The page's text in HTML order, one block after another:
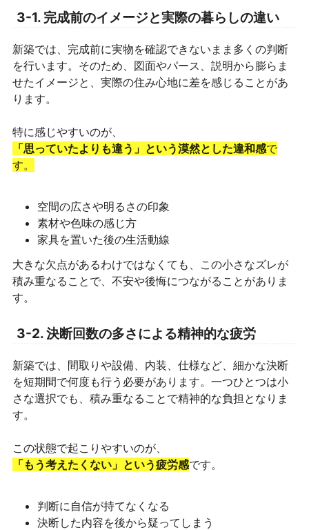
3-1. 完成前のイメージと実際の暮らしの違い
新築では、完成前に実物を確認できないまま多くの判断
を行います。そのため、図面やパース、説明から膨らま
せたイメージと、実際の住み心地に差を感じることがあ
ります。
特に感じやすいのが、
「思っていたよりも違う」という漠然とした違和感で
す。
空間の広さや明るさの印象
素材や色味の感じ方
家具を置いた後の生活動線
大きな欠点があるわけではなくても、この小さなズレが
積み重なることで、不安や後悔につながることがありま
す。
3-2. 決断回数の多さによる精神的な疲労
新築では、間取りや設備、内装、仕様など、細かな決断
を短期間で何度も行う必要があります。一つひとつは小
さな選択でも、積み重なることで精神的な負担となりま
す。
この状態で起こりやすいのが、
「もう考えたくない」という疲労感です。
判断に自信が持てなくなる
決断した内容を後から疑ってしまう